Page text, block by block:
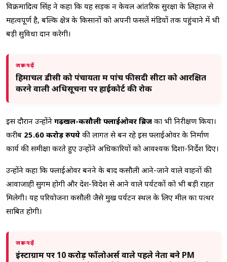
विक्रमादित्य सिंह ने कहा कि यह सड़क न केवल आंतरिक सुरक्षा के लिहाज से
महत्वपूर्ण है, बल्कि क्षेत्र के किसानों को अपनी फसलें मंडियों तक पहुंचाने में भी
बड़ी सुविधा प्रदान करेगी।
जरूर पढ़ें
हिमाचल डीसी को पंचायतों में पांच फीसदी सीटों को आरक्षित
करने वाली अधिसूचना पर हाईकोर्ट की रोक
इस दौरान उन्होंने गढ़खल-कसौली फ्लाईओवर ब्रिज का भी निरीक्षण किया।
करीब 25.60 करोड़ रुपये की लागत से बन रहे इस फ्लाईओवर के निर्माण
कार्य की समीक्षा करते हुए उन्होंने अधिकारियों को आवश्यक दिशा-निर्देश दिए।
उन्होंने कहा कि फ्लाईओवर बनने के बाद कसौली आने-जाने वाले वाहनों की
आवाजाही सुगम होगी और देश-विदेश से आने वाले पर्यटकों को भी बड़ी राहत
मिलेगी। यह परियोजना कसौली जैसे प्रमुख पर्यटन स्थल के लिए मील का पत्थर
साबित होगी।
जरूर पढ़ें
इंस्टाग्राम पर 10 करोड़ फॉलोअर्स वाले पहले नेता बने PM